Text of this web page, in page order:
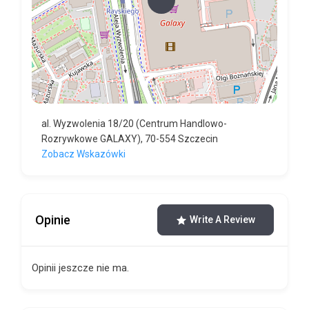
al. Wyzwolenia 18/20 (Centrum Handlowo-
Rozrywkowe GALAXY), 70-554 Szczecin
Zobacz Wskazówki
Opinie Write A Review
Opinii jeszcze nie ma.